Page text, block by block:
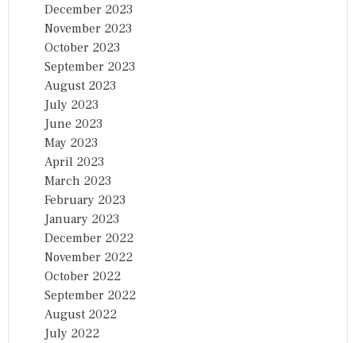
December 2023
November 2023
October 2023
September 2023
August 2023
July 2023
June 2023
May 2023
April 2023
March 2023
February 2023
January 2023
December 2022
November 2022
October 2022
September 2022
August 2022
July 2022